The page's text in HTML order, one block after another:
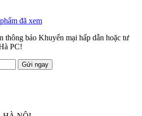
đã xem
thông báo Khuyến mại hấp dẫn hoặc tư
PC!
Gửi ngay